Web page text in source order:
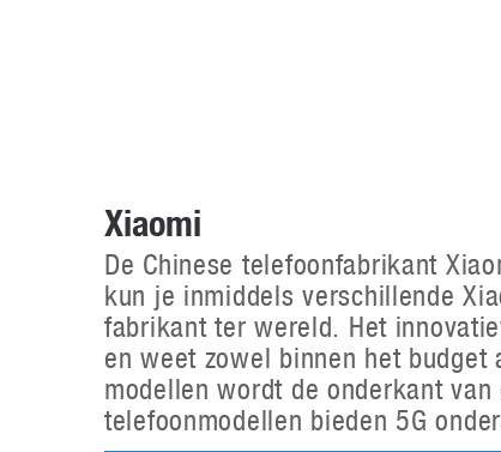
Xiaomi
De Chinese telefoonfabrikant
kun je inmiddels verschillende
fabrikant ter wereld. Het
en weet zowel binnen het
modellen wordt de onderkant
telefoonmodellen bieden 5G